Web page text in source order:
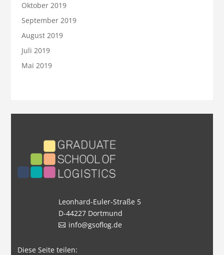
Oktober 2019
September 2019
August 2019
Juli 2019
Mai 2019
Leonhard-Euler-Straße 5
D-44227 Dortmund
info@gsoflog.de
Diese Seite teilen: